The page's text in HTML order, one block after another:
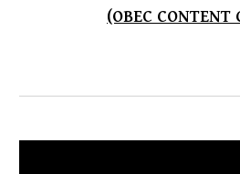
(OBEC CONTENT